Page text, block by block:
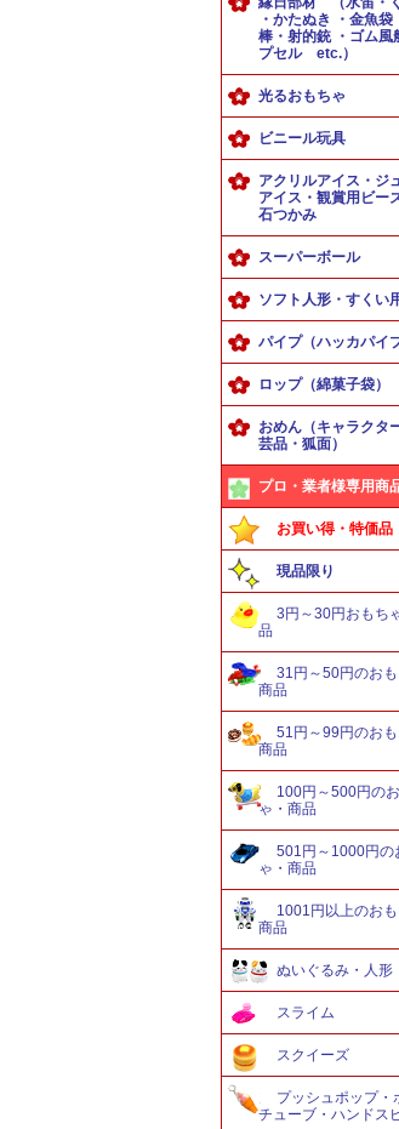
・かたぬき ・金魚袋
棒・射的銃 ・ゴム風
プセル etc.）
光るおもちゃ
ビニール玩具
アクリルアイス・ジ
アイス・観賞用ビー
石つかみ
スーパーボール
ソフト人形・すくい
パイプ（ハッカパイプ
ロップ（綿菓子袋）
おめん（キャラクタ
芸品・狐面）
プロ・業者様専用商
お買い得・特価品
現品限り
3円～30円おもち
品
31円～50円のおも
商品
51円～99円のおも
商品
100円～500円の
ゃ・商品
501円～1000円の
ゃ・商品
1001円以上のおも
商品
ぬいぐるみ・人形
スライム
スクイーズ
プッシュポップ・
チューブ・ハンドス